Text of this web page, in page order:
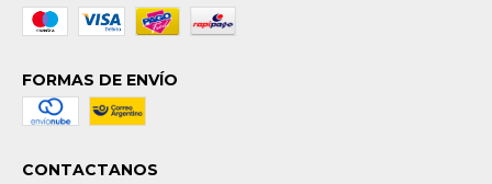
FORMAS DE ENVÍO
CONTACTANOS